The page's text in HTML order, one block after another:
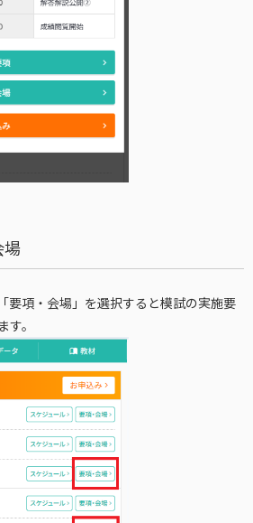
要項・会場」を選択すると模試の実施要
。